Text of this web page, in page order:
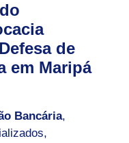
de
em Maripá
Bancária,